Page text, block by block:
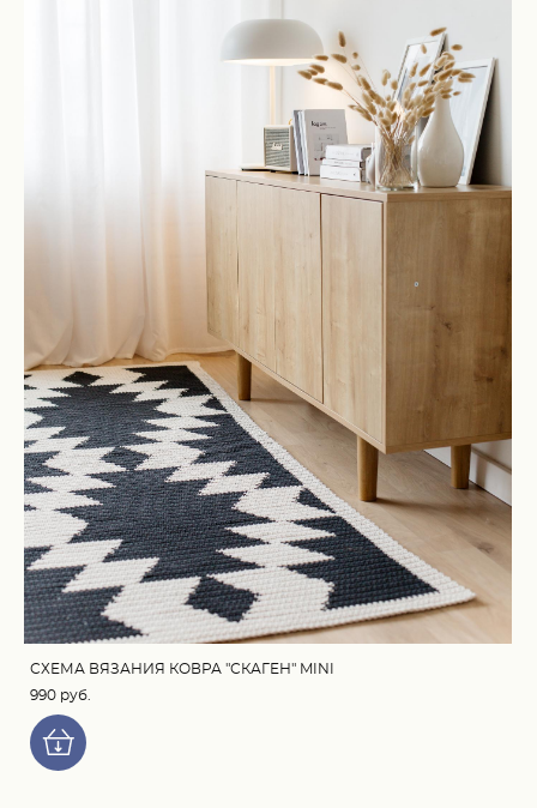
СХЕМА ВЯЗАНИЯ КОВРА "СКАГЕН" MINI
990 pуб.